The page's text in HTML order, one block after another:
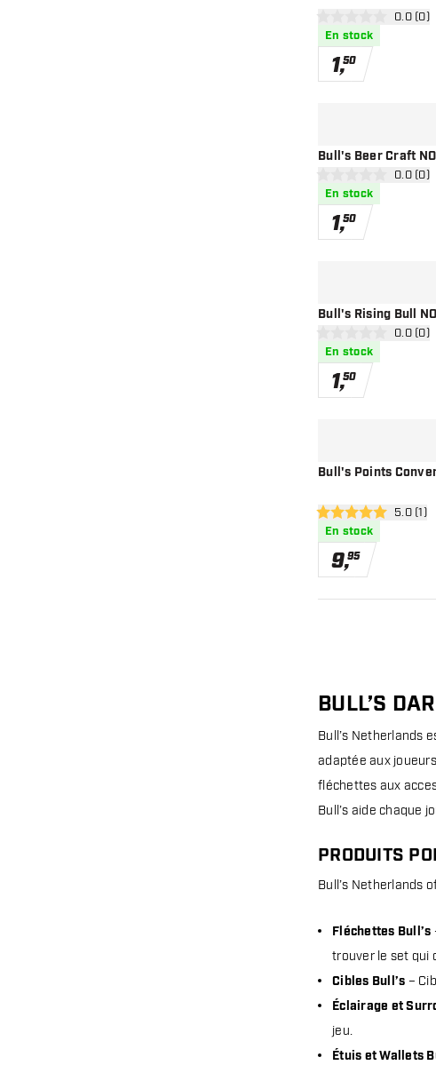
ouvrir le
0 étoiles de notation
0.0 (0)
En stock
1,50
Bull's Beer Craft
ouvrir le
0 étoiles de notation
0.0 (0)
En stock
1,50
Bull's Rising Bull
ouvrir le
0 étoiles de notation
0.0 (0)
En stock
1,50
Bull's Points
ouvrir le
5 étoiles de notation
5.0 (1)
En stock
9,95
BULL’S
Bull’s Netherlands
adaptée aux
fléchettes aux
Bull’s aide chaque
PRODUITS
Bull’s Netherlands
Fléchettes Bull’s
trouver le set qui
Cibles Bull’s –
Éclairage et
jeu.
Étuis et Wallets